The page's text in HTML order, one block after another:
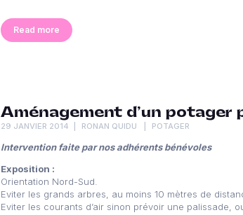
Read more
Aménagement d’un potager
29 JANVIER 2014 RONAN QUIDU POTAGER
Intervention faite par nos adhérents bénévoles
Exposition :
Orientation Nord-Sud.
Eviter les grands arbres, au moins 10 mètres de
Eviter les courants d’air sinon prévoir une palissade,